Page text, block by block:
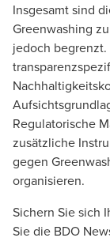
Insgesamt sind
Greenwashing
jedoch
Regulatorische
zusätzliche
gegen
organisieren.
Sichern Sie sich
Sie die BDO